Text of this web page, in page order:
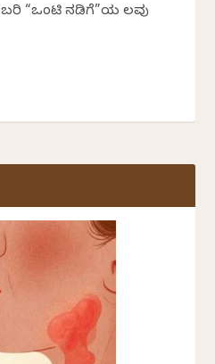
“ಒಂಟಿ ನಡಿಗೆ”ಯ ಕೆಲವು